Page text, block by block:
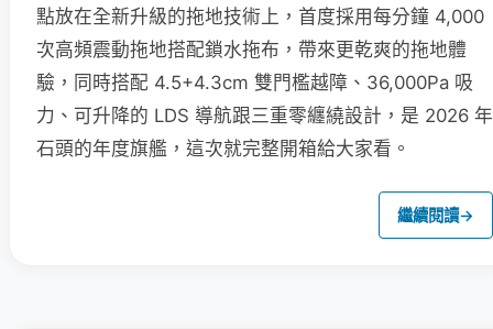
點放在全新升級的拖地技術上，首度採用每分鐘 4,000
次高頻震動拖地搭配鎖水拖布，帶來更乾爽的拖地體
驗，同時搭配 4.5+4.3cm 雙門檻越障、36,000Pa 吸
力、可升降的 LDS 導航跟三重零纏繞設計，是 2026 年
石頭的年度旗艦，這次就完整開箱給大家看。
繼續閱讀→